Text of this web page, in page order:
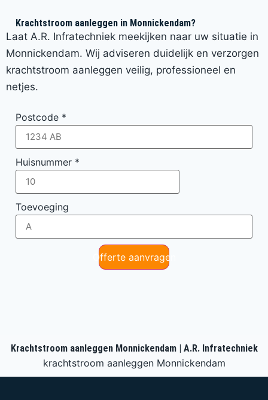
Krachtstroom aanleggen in Monnickendam?
Laat A.R. Infratechniek meekijken naar uw situatie in
Monnickendam. Wij adviseren duidelijk en verzorgen
krachtstroom aanleggen veilig, professioneel en
netjes.
Postcode *
Huisnummer *
Toevoeging
Offerte aanvragen
Krachtstroom aanleggen Monnickendam | A.R. Infratechniek
krachtstroom aanleggen Monnickendam